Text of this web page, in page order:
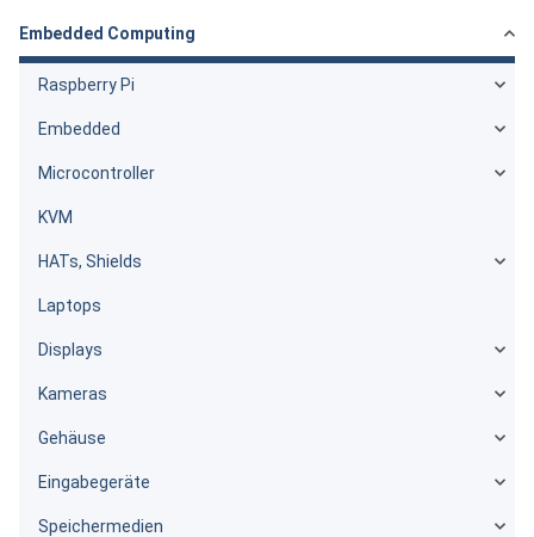
Embedded Computing
Raspberry Pi
Embedded
Microcontroller
KVM
HATs, Shields
Laptops
Displays
Kameras
Gehäuse
Eingabegeräte
Speichermedien